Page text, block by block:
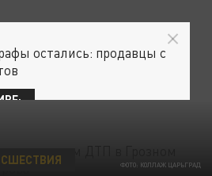
ФОТО: КОЛЛАЖ ЦАРЬГРАД
остались: продавцы с